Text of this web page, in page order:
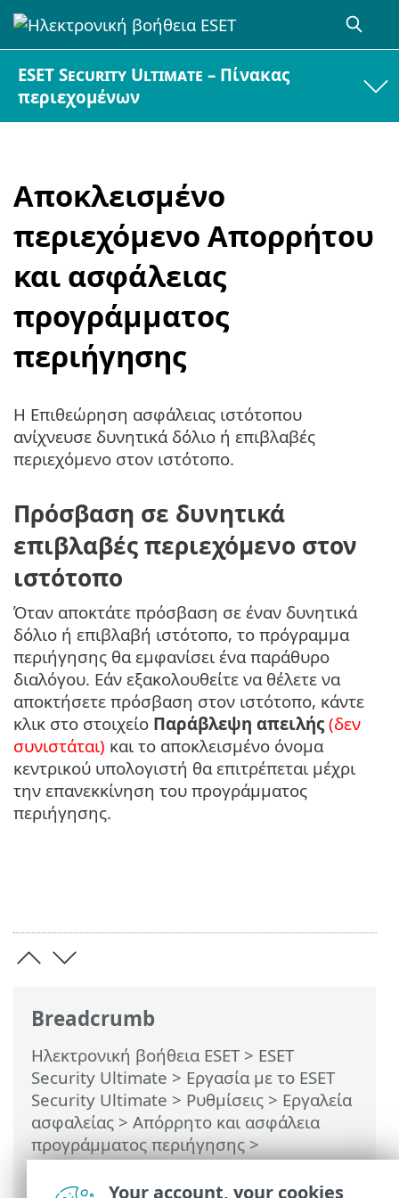
ESET Security Ultimate – Πίνακας
περιεχομένων
Αποκλεισμένο
περιεχόμενο Απορρήτου
και ασφάλειας
προγράμματος
περιήγησης
Breadcrumb
Ηλεκτρονική βοήθεια ESET> ESET
Security Ultimate > Εργασία με το ESET
Security Ultimate > Ρυθμίσεις > Εργαλεία
ασφαλείας > Απόρρητο και ασφάλεια
προγράμματος περιήγησης>
Αποκλεισμένο περιεχόμενο Απορρήτου
και ασφάλειας προγράμματος
Η Επιθεώρηση ασφάλειας ιστότοπου
ανίχνευσε δυνητικά δόλιο ή επιβλαβές
περιεχόμενο στον ιστότοπο.
Πρόσβαση σε δυνητικά
επιβλαβές περιεχόμενο στον
ιστότοπο
Όταν αποκτάτε πρόσβαση σε έναν δυνητικά
δόλιο ή επιβλαβή ιστότοπο, το πρόγραμμα
περιήγησης θα εμφανίσει ένα παράθυρο
διαλόγου. Εάν εξακολουθείτε να θέλετε να
αποκτήσετε πρόσβαση στον ιστότοπο, κάντε
κλικ στο στοιχείο Παράβλεψη απειλής (δεν
συνιστάται) και το αποκλεισμένο όνομα
κεντρικού υπολογιστή θα επιτρέπεται μέχρι
την επανεκκίνηση του προγράμματος
περιήγησης.
Your account, your cookies